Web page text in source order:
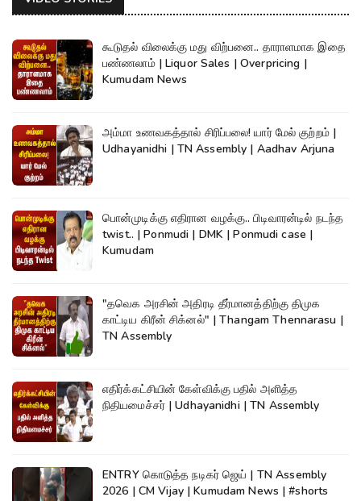
கூடுதல் விலைக்கு மது விற்பனை.. தாராளமாக இதை
பண்ணலாம் | Liquor Sales | Overpricing |
Kumudam News
அம்மா உணவகத்தால் சிரிப்பலை! யார் மேல் குற்றம் |
Udhayanidhi | TN Assembly | Aadhav Arjuna
பொன்முடிக்கு எதிரான வழக்கு.. பிடிவாரன்டில் நடந்த
twist.. | Ponmudi | DMK | Ponmudi case |
Kumudam
"தவெக அரசின் அதிரடி தீர்மானத்திற்கு திமுக
காட்டிய கிரீன் சிக்னல்" | Thangam Thennarasu |
TN Assembly
எதிர்க்கட்சியின் கேள்விக்கு பதில் அளித்த
நிதியமைச்சர் | Udhayanidhi | TN Assembly
ENTRY கொடுத்த நடிகர் ஜெய் | TN Assembly
2026 | CM Vijay | Kumudam News | #shorts